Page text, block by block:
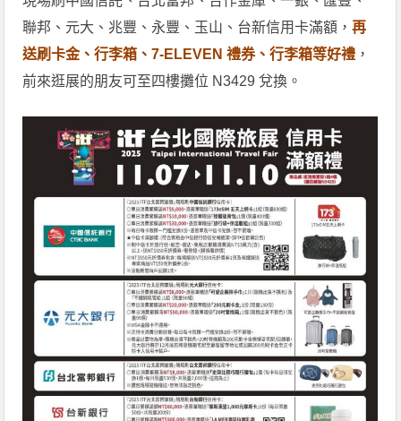
聯邦、元大、兆豐、永豐、玉山、台新信用卡滿額，再
送刷卡金、行李箱、7-ELEVEN 禮券、行李箱等好禮 ，
前來逛展的朋友可至四樓攤位 N3429 兌換。